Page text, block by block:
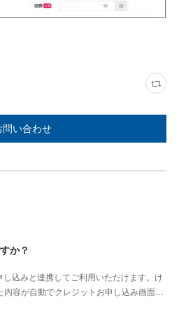
問い合わせ
か？
込みと連携してご利用いただけます。け
容が自動でクレジットお申し込み画面…